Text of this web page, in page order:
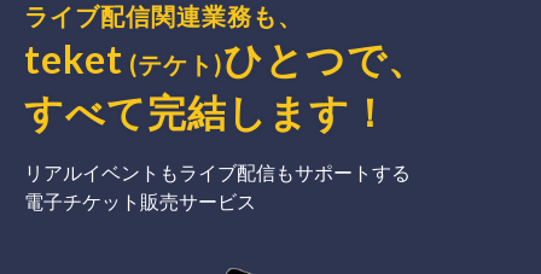
ライブ配信関連業務も、
teket (テケト)ひとつで、
すべて完結 します ！
リアルイベントもライブ配信もサポートする
電子チケット販売サービス